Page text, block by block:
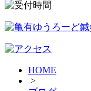
HOME
>